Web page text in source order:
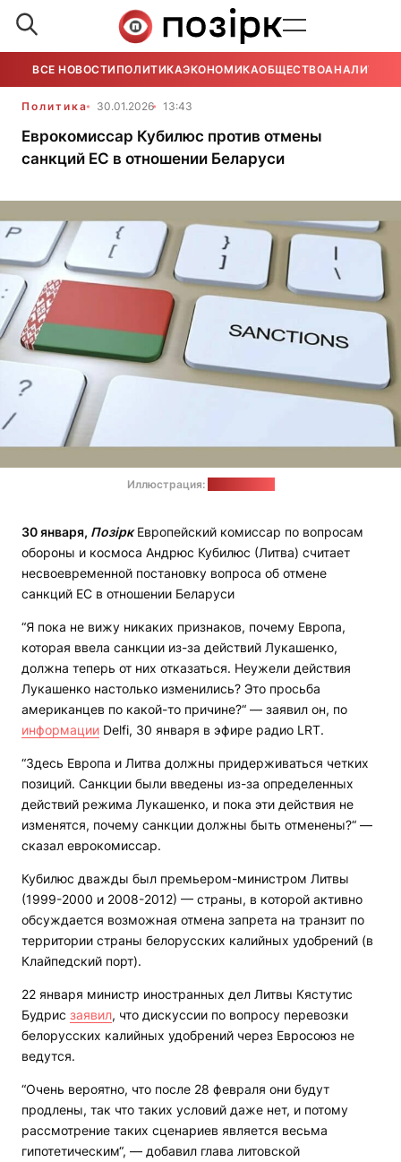
ВСЕ НОВОСТИ ПОЛИТИКАЭКОНОМИКАОБЩЕСТВОАНАЛИТИКА
Политика 30.01.2026 13:43
Еврокомиссар Кубилюс против отмены
санкций ЕС в отношении Беларуси
Иллюстрация:
30 января, Позірк Европейский комиссар по вопросам
обороны и космоса Андрюс Кубилюс (Литва) считает
несвоевременной постановку вопроса об отмене
санкций ЕС в отношении Беларуси
“Я пока не вижу никаких признаков, почему Европа,
которая ввела санкции из-за действий Лукашенко,
должна теперь от них отказаться. Неужели действия
Лукашенко настолько изменились? Это просьба
американцев по какой-то причине?“ — заявил он, по
информации Delfi, 30 января в эфире радио LRT.
“Здесь Европа и Литва должны придерживаться четких
позиций. Санкции были введены из-за определенных
действий режима Лукашенко, и пока эти действия не
изменятся, почему санкции должны быть отменены?“ —
сказал еврокомиссар.
Кубилюс дважды был премьером-министром Литвы
(1999-2000 и 2008-2012) — страны, в которой активно
обсуждается возможная отмена запрета на транзит по
территории страны белорусских калийных удобрений (в
Клайпедский порт).
22 января министр иностранных дел Литвы Кястутис
Будрис заявил, что дискуссии по вопросу перевозки
белорусских калийных удобрений через Евросоюз не
ведутся.
“Очень вероятно, что после 28 февраля они будут
продлены, так что таких условий даже нет, и потому
рассмотрение таких сценариев является весьма
гипотетическим“, — добавил глава литовской